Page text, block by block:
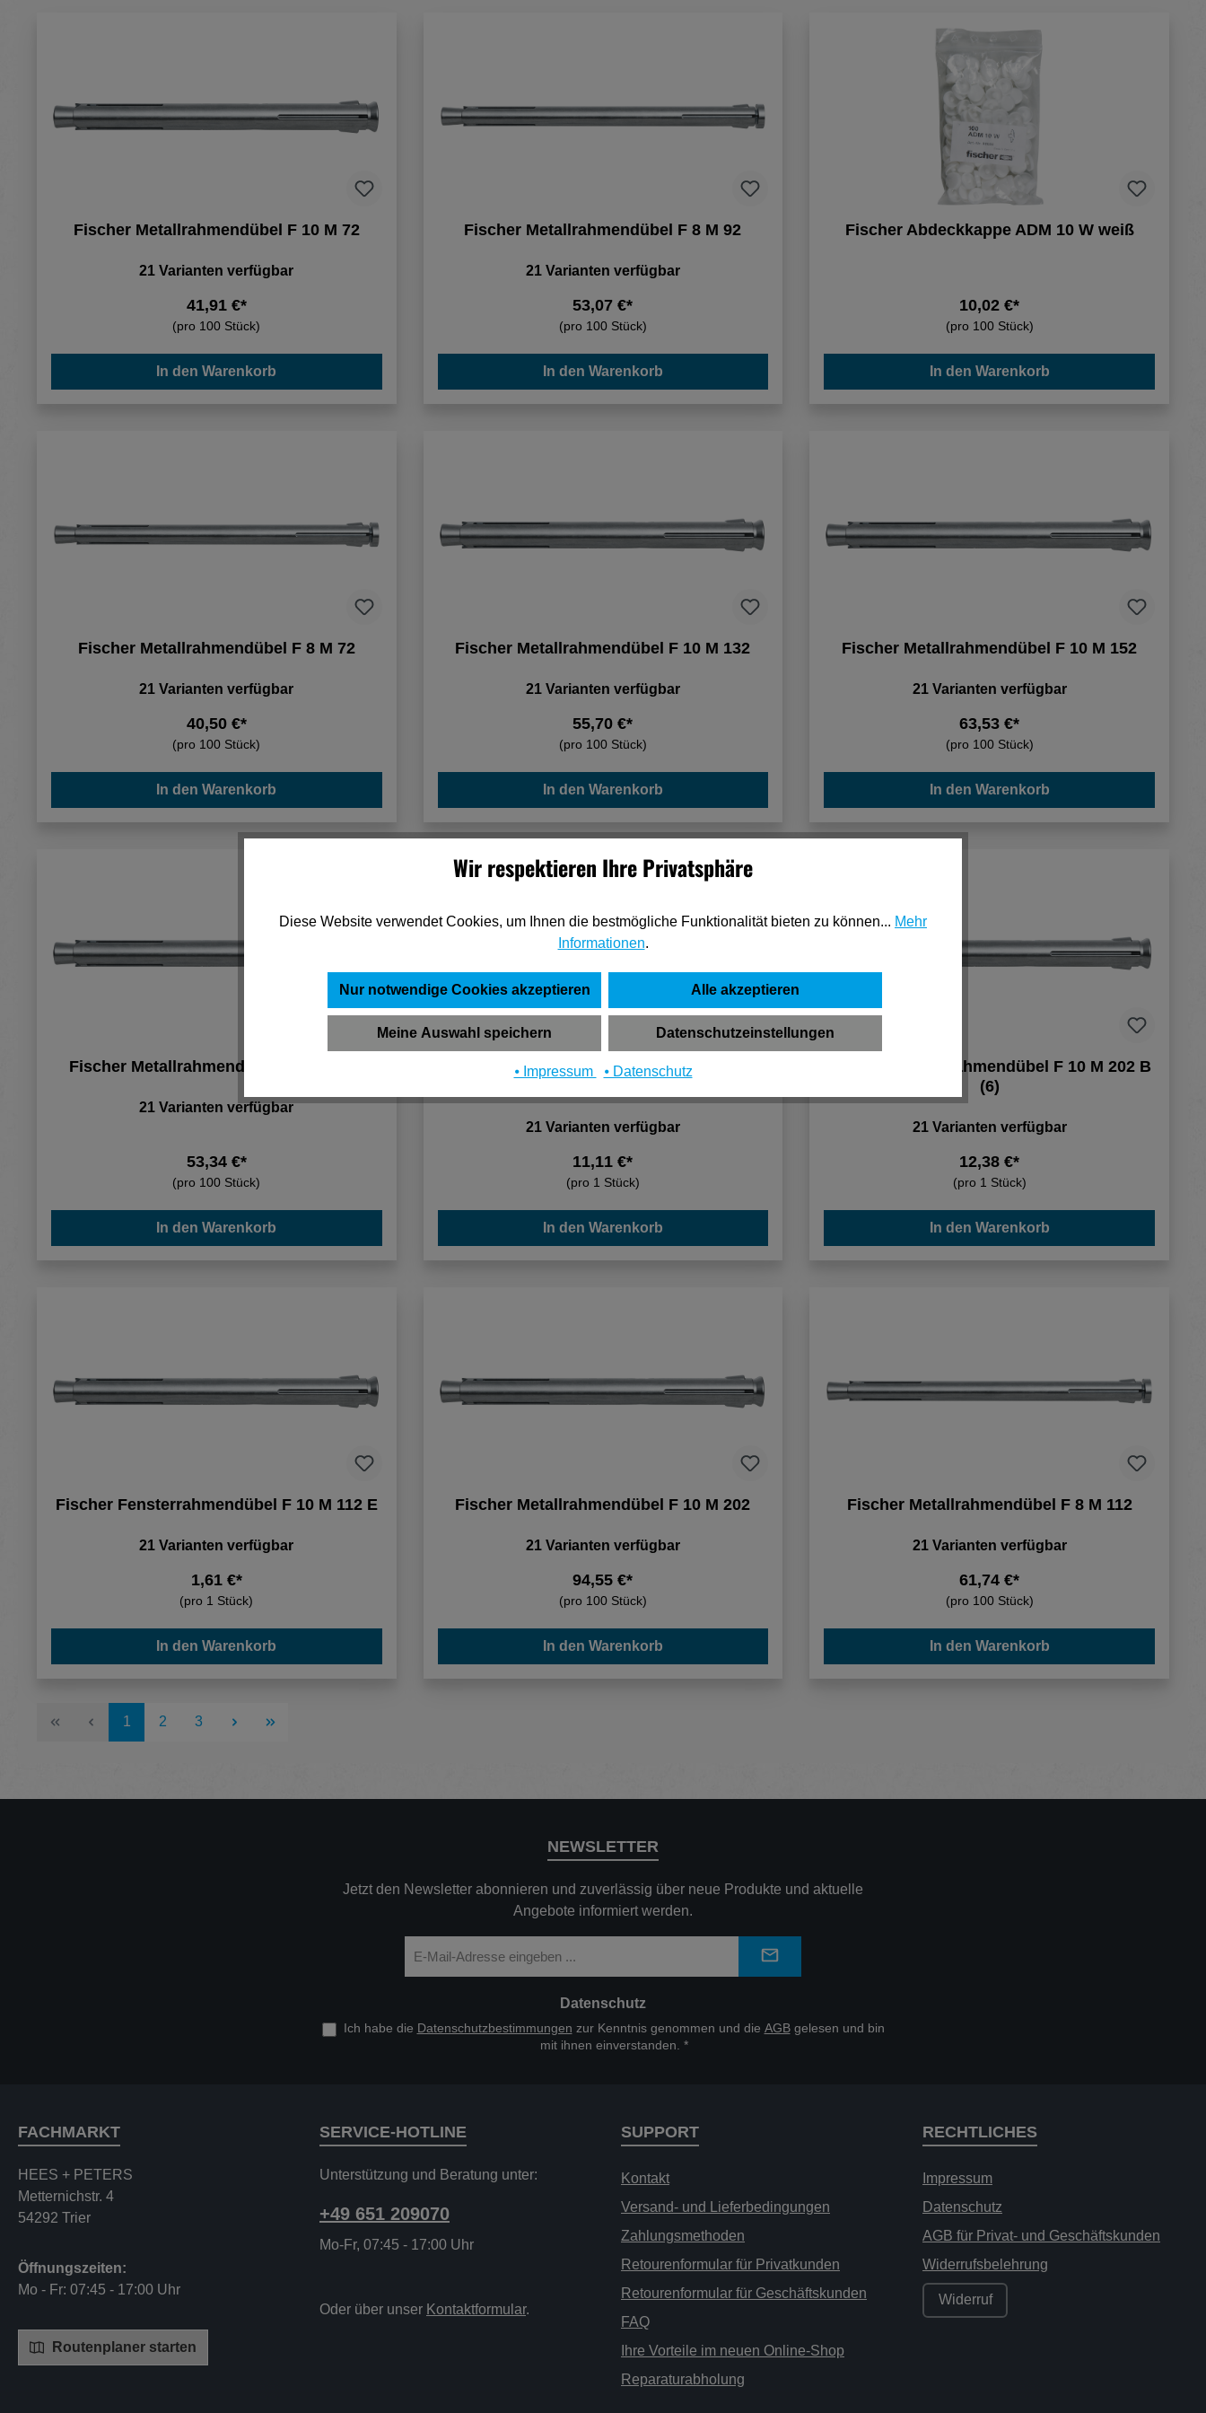
Fischer Metallrahmendübel F 10 M 72
21 Varianten verfügbar
41,91 €*
(pro 100 Stück)
In den Warenkorb
Fischer Metallrahmendübel F 8 M 92
21 Varianten verfügbar
53,07 €*
(pro 100 Stück)
In den Warenkorb
Fischer Abdeckkappe ADM 10 W weiß
10,02 €*
(pro 100 Stück)
In den Warenkorb
Fischer Metallrahmendübel F 8 M 72
21 Varianten verfügbar
40,50 €*
(pro 100 Stück)
In den Warenkorb
Fischer Metallrahmendübel F 10 M 132
21 Varianten verfügbar
55,70 €*
(pro 100 Stück)
In den Warenkorb
Fischer Metallrahmendübel F 10 M 152
21 Varianten verfügbar
63,53 €*
(pro 100 Stück)
In den Warenkorb
Fischer Metallrahmendübel F 10 M 112
21 Varianten verfügbar
53,34 €*
(pro 100 Stück)
In den Warenkorb
Fischer Fensterrahmendübel F 10 M 182 B
21 Varianten verfügbar
11,11 €*
(pro 1 Stück)
In den Warenkorb
Fischer Fensterrahmendübel F 10 M 202 B
(6)
21 Varianten verfügbar
12,38 €*
(pro 1 Stück)
In den Warenkorb
Fischer Fensterrahmendübel F 10 M 112 E
21 Varianten verfügbar
1,61 €*
(pro 1 Stück)
In den Warenkorb
Fischer Metallrahmendübel F 10 M 202
21 Varianten verfügbar
94,55 €*
(pro 100 Stück)
In den Warenkorb
Fischer Metallrahmendübel F 8 M 112
21 Varianten verfügbar
61,74 €*
(pro 100 Stück)
In den Warenkorb
Seite
1 Seite
2 Seite
3
NEWSLETTER
Jetzt den Newsletter abonnieren und zuverlässig über neue Produkte und aktuelle
Angebote informiert werden.
Mail-
Adresse
Datenschutz
Ich habe die Datenschutzbestimmungen zur Kenntnis genommen und die AGBgelesen und bin
mit ihnen einverstanden. *
SERVICE-HOTLINE
Unterstützung und Beratung unter:
+49 651 209070
Mo-Fr, 07:45 - 17:00 Uhr
Oder über unser Kontaktformular.
SUPPORT
Kontakt
Versand- und Lieferbedingungen
Zahlungsmethoden
Retourenformular für Privatkunden
Retourenformular für Geschäftskunden
FAQ
Ihre Vorteile im neuen Online-Shop
Reparaturabholung
RECHTLICHES
Impressum
Datenschutz
AGB für Privat- und Geschäftskunden
Widerrufsbelehrung
Widerruf
FACHMARKT
HEES + PETERS
Metternichstr. 4
54292 Trier
Öffnungszeiten:
Mo - Fr: 07:45 - 17:00 Uhr
Routenplaner starten
Wir respektieren Ihre Privatsphäre
Diese Website verwendet Cookies, um Ihnen die bestmögliche Funktionalität bieten zu können... Mehr
Informationen.
Nur notwendige Cookies akzeptieren Alle akzeptieren
Meine Auswahl speichern Datenschutzeinstellungen
⦁ Impressum ⦁ Datenschutz